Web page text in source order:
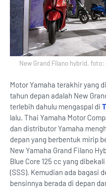
New Grand Filano hybrid.
Motor Yamaha terakhir yang
tahun depan adalah New
terlebih dahulu mengaspal di
lalu. Thai Yamaha Motor
dan distributor Yamaha
depan yang berbentuk mirip
New Yamaha Grand Filano
Blue Core 125 cc yang
(SSS). Kemudian ada bagasi
bensinnya berada di depan